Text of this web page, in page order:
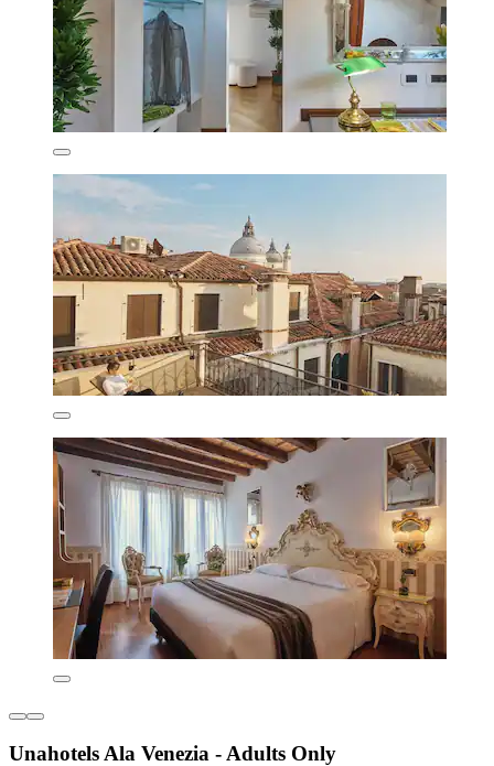
Unahotels Ala Venezia - Adults Only